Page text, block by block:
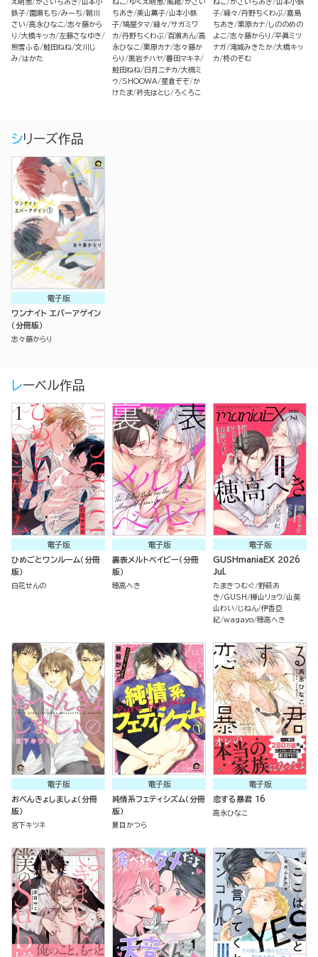
鉄子 園瀬もち みーち 朝川
さい 高永ひなこ 志々藤から
り
大橋キッカ
左藤さなゆき
熊雪ふる 鮭田ねね 文川じ
み
はかた
ちあき 美山薫子 山本小鉄
子 鳩屋タマ 縁々 サガミワ
カ 丹野ちくわぶ 百瀬あん 高
永ひなこ 栗原カナ 志々藤か
らり
黒岩チハヤ 暮田マキネ
鮭田ねね
日月ニチカ 大槻ミ
ゥ
SHOOWA 星倉ぞぞ か
けたま 衿先はとじ ろくろこ
子 縁々 丹野ちくわぶ 嘉島
ちあき 栗原カナ しののめの
よこ 志々藤からり
平眞ミツ
ナガ 滝城みきたか 大橋キッ
カ 柊のぞむ
シリーズ作品
電子版
ワンナイト エバーアゲイン
（分冊版）
志々藤からり
レーベル作品
電子版
ひめごとワンルーム（分冊
版）
白花せんの
電子版
裏表メルトベイビー（分冊
版）
穂高へき
電子版
GUSHmaniaEX 2026
Jul.
たまきつむぐ 野萩あ
き
GUSH 樺山リョウ 山葵
山わい
じねん 伊香亞
紀 wagayo 穂高へき
電子版
おべんきょしましょ（分冊
版）
宮下キツネ
電子版
純情系フェティシズム（分冊
版）
夏目かつら
電子版
恋する暴君 16
高永ひなこ